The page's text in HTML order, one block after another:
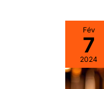
Fév
7
2024